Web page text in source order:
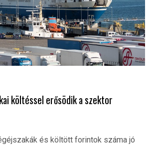
költéssel erősödik a szektor
és költött forintok száma jó